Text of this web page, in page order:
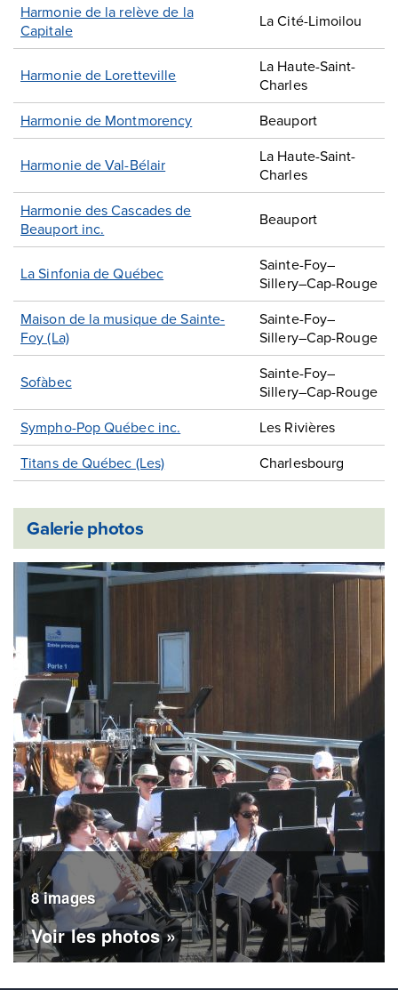
Harmonie de la relève de la
Capitale
La Cité-Limoilou
Harmonie de Loretteville
La Haute-Saint-
Charles
Harmonie de Montmorency
Beauport
Harmonie de Val-Bélair
La Haute-Saint-
Charles
Harmonie des Cascades de
Beauport inc.
Beauport
La Sinfonia de Québec
Sainte-Foy–
Sillery–Cap-Rouge
Maison de la musique de Sainte-
Foy (La)
Sainte-Foy–
Sillery–Cap-Rouge
Sofàbec
Sainte-Foy–
Sillery–Cap-Rouge
Sympho-Pop Québec inc.
Les Rivières
Titans de Québec (Les)
Charlesbourg
Galerie photos
8 images
Voir les photos »